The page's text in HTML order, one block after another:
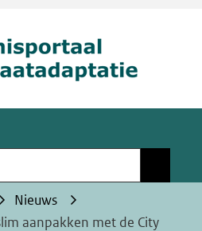
Nieuws
aanpakken met de City